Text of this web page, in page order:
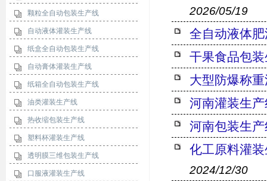
颗粒全自动包装生产线
自动液体灌装生产线
纸盒全自动包装生产线
自动膏体灌装生产线
纸箱全自动包装生产线
油类灌装生产线
热收缩包装生产线
塑料杯灌装生产线
透明膜三维包装生产线
口服液灌装生产线
2026/05/19
全自动液体
干果食品包
大型防爆称
河南灌装生
河南包装生
化工原料灌
2024/12/30